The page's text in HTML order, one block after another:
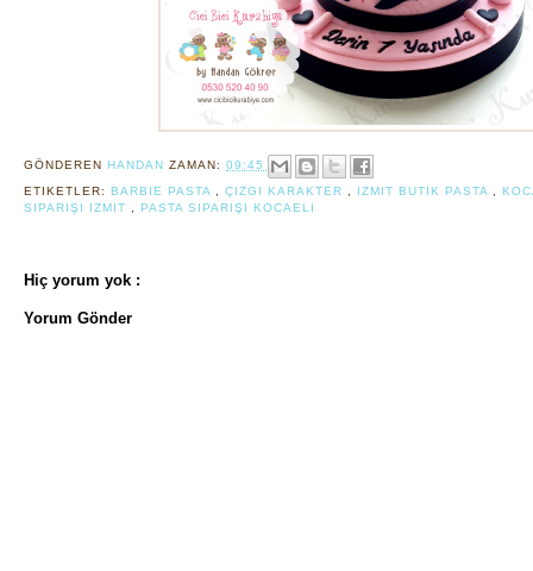
GÖNDEREN HANDAN ZAMAN: 09:45
ETIKETLER: BARBIE PASTA ÇIZGI KARAKTER IZMIT BUTIK PASTA
SIPARIŞI IZMIT
PASTA SIPARIŞI KOCAELI
Hiç yorum yok :
Yorum Gönder